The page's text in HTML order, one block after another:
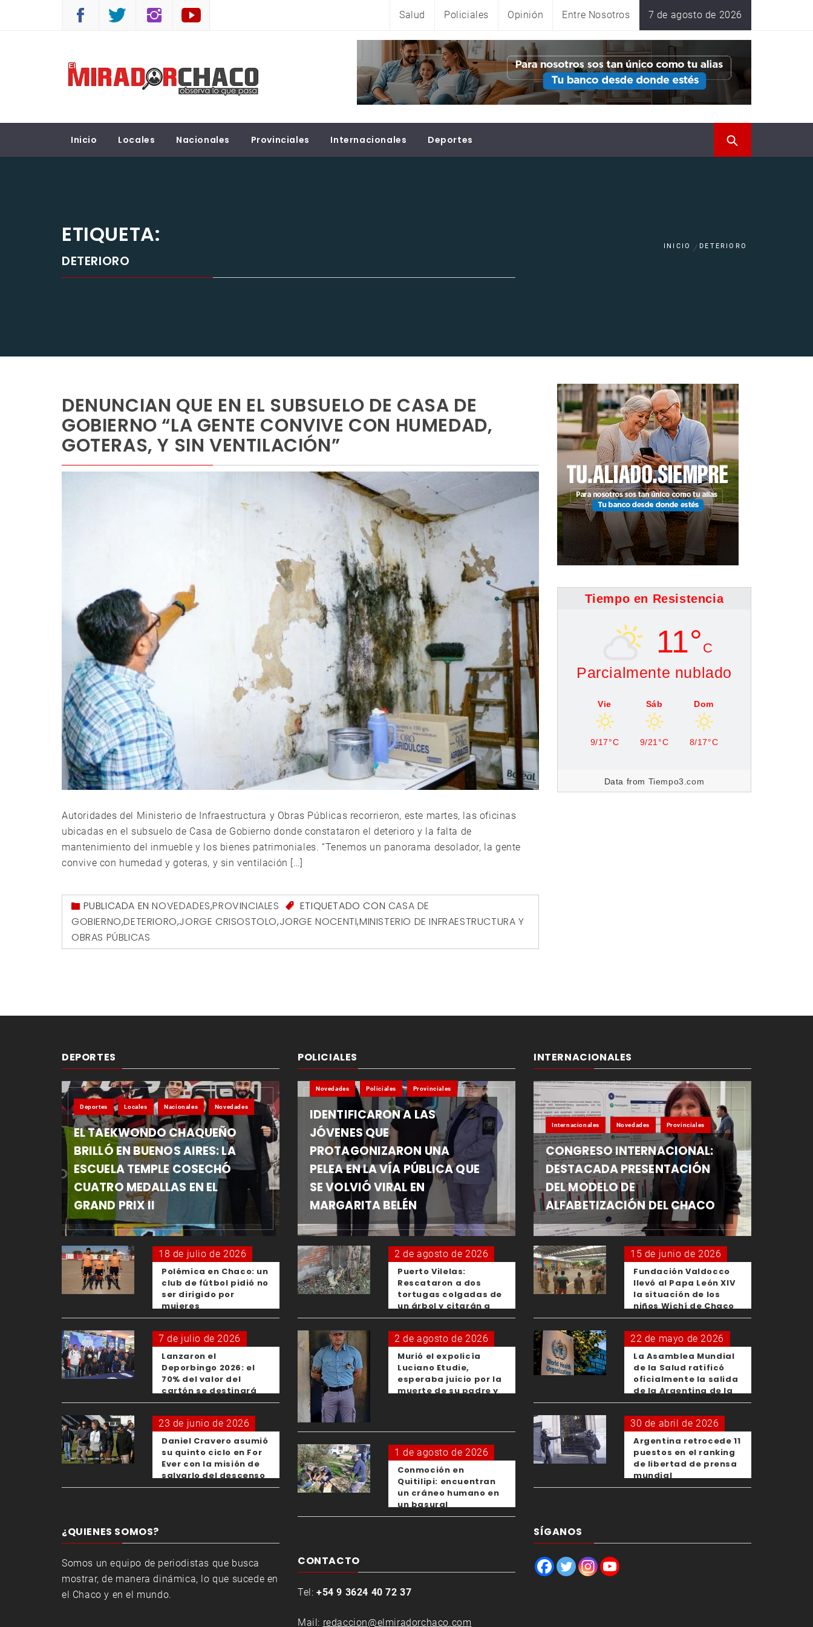
Salud Policiales Opinión Entre Nosotros 7 de agosto de 2026
EL MIRADOR CHACO
Inicio Locales Nacionales Provinciales Internacionales Deportes
ETIQUETA:
DETERIORO
INICIO DETERIORO
DENUNCIAN QUE EN EL SUBSUELO DE CASA DE
GOBIERNO “LA GENTE CONVIVE CON HUMEDAD,
GOTERAS, Y SIN VENTILACIÓN”
Autoridades del Ministerio de Infraestructura y Obras Públicas recorrieron, este martes, las oficinas
ubicadas en el subsuelo de Casa de Gobierno donde constataron el deterioro y la falta de
mantenimiento del inmueble y los bienes patrimoniales. “Tenemos un panorama desolador, la gente
convive con humedad y goteras, y sin ventilación […]
PUBLICADA ENNOVEDADES,PROVINCIALES ETIQUETADO CON CASA DE
GOBIERNO,DETERIORO,JORGE CRISOSTOLO,JORGE NOCENTI,MINISTERIO DE INFRAESTRUCTURA Y
OBRAS PÚBLICAS
Tiempo en Resistencia
11° C
Parcialmente nublado
Vie
9/17°C
Sáb
9/21°C
Dom
8/17°C
Data from Tiempo3.com
DEPORTES
Deportes Locales Nacionales Novedades
EL TAEKWONDO CHAQUEÑO
BRILLÓ EN BUENOS AIRES: LA
ESCUELA TEMPLE COSECHÓ
CUATRO MEDALLAS EN EL
GRAND PRIX II
18 de julio de 2026
Polémica en Chaco: un
club de fútbol pidió no
ser dirigido por
mujeres
7 de julio de 2026
Lanzaron el
Deporbingo 2026: el
70% del valor del
cartón se destinará
para los clubes
23 de junio de 2026
Daniel Cravero asumió
su quinto ciclo en For
Ever con la misión de
salvarlo del descenso
¿QUIENES SOMOS?
Somos un equipo de periodistas que busca
mostrar, de manera dinámica, lo que sucede en
el Chaco y en el mundo.
POLICIALES
Novedades Policiales Provinciales
IDENTIFICARON A LAS
JÓVENES QUE
PROTAGONIZARON UNA
PELEA EN LA VÍA PÚBLICA QUE
SE VOLVIÓ VIRAL EN
MARGARITA BELÉN
2 de agosto de 2026
Puerto Vilelas:
Rescataron a dos
tortugas colgadas de
un árbol y citarán a
los padres de los
menores responsables
2 de agosto de 2026
Murió el expolicía
Luciano Etudie,
esperaba juicio por la
muerte de su padre y
1 de agosto de 2026
Conmoción en
Quitilipi: encuentran
un cráneo humano en
un basural
CONTACTO
Tel: +54 9 3624 40 72 37
Mail: redaccion@elmiradorchaco.com
INTERNACIONALES
Internacionales Novedades Provinciales
CONGRESO INTERNACIONAL:
DESTACADA PRESENTACIÓN
DEL MODELO DE
ALFABETIZACIÓN DEL CHACO
15 de junio de 2026
Fundación Valdocco
llevó al Papa León XIV
la situación de los
niños Wichí de Chaco
22 de mayo de 2026
La Asamblea Mundial
de la Salud ratificó
oficialmente la salida
de la Argentina de la
OMS
30 de abril de 2026
Argentina retrocede 11
puestos en el ranking
de libertad de prensa
mundial
SÍGANOS